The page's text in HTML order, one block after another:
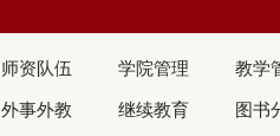
师资队伍 学院管理 教学
外事外教 继续教育 图书